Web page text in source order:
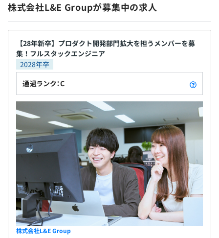
OS：Linux
開発言語：Ruby(Ruby on Rails), Go, TypeScript, React
テスト：RSpec
DB：MySQL
インフラ：AWS
ECS on Fargate, EC2, RDS, Aurora, S3,
ElastiCache(Redis), DynamoDB, CodePipeline, CDK,
CloudWatch, SES, Global Accelerator, Lambda, Security
Hub, GuardDutyなど)
監視：Mackerel, AWS Container Insights
ツール：GitHub, Backlog, G Suite
コミュニケーションツール：Slack, Chatwork,
GoogleMeet
CI：CircleCI, GitHub Actions, AWS CodePipeline
その他：Docker, Fluentd, Datadog, BugSnagなど
★WEB管理画面部分をRuby on Rails、広告配信・トラッ
キング部分をGoで扱っています。
★GPT-4を本格導入しています。
・交通費支給（月3万円まで）
・住宅手当（3駅以内3万円）※一部条件有
・昼食代補助
・朝食代補助
昇給査定：年2回（1月・7月）
各種社会保険完備
無期雇用
供給先である広告主から、需要者であるメディアに
渡るまでに、多くの価値が毀損してしまっていまし
た。わたしたちは、そんな非効率な業界に強く問題
意識を持ち、「よりシンプルでより合理的なインタ
ーネット広告の流通」をつくることで躍進してきま
した。 ◆業務効率化への取り組み 広告系というと長
時間労働が常態化しているイメージがありますが、
弊社の残業時間は月平均20～30時間と、ワークライ
フバランスを保ちながら働ける環境となっています。
長時間労働と成果はイコールではないという風土が
根付いており、業務効率化のため、さまざまな取り
組みをおこなっているからです。 取り組みの一つ
に、身の回りのささいなことからビジネス寄りの提
案まで、社員がチャットワークで改善策を提案でき
る「改善提案活動」があります。ボドムアップでみん
なで会社を作って行こうというカルチャーが根付い
ています。 ◆L&E Group未来をつくるのはあなたで
す！ 成果報酬型広告事業で順調な拡大が見込めるほ
か、広告主・メディア運営者向けのさらに踏み込ん
だ新規事業を構想している弊社。他社の先を行くサ
株式会社L&E Groupが募集中の求人
【28年新卒】プロダクト開発部門拡大を担うメンバーを募
集！フルスタックエンジニア
2028年卒
通過ランク：C
株式会社L&E Group